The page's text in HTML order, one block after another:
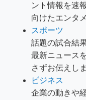
ント情報を速
向けたエンタ
スポーツ
話題の試合結
最新ニュース
さずお伝えし
ビジネス
企業の動きや